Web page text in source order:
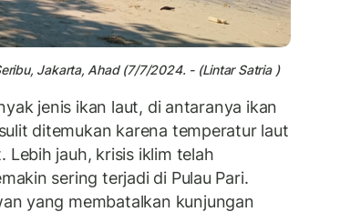
Jakarta, Ahad (7/7/2024. - (Lintar Satria )
jenis ikan laut, di antaranya ikan
ditemukan karena temperatur laut
Lebih jauh, krisis iklim telah
sering terjadi di Pulau Pari.
yang membatalkan kunjungan